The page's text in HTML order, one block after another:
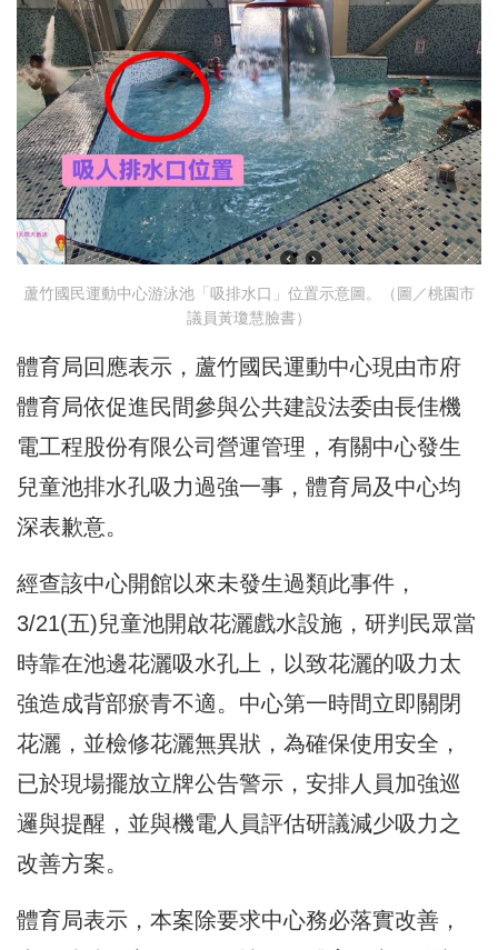
蘆竹國民運動中心游泳池「吸排水口」位置示意圖。（圖／桃園市
議員黃瓊慧臉書）
體育局回應表示，蘆竹國民運動中心現由市府
體育局依促進民間參與公共建設法委由長佳機
電工程股份有限公司營運管理，有關中心發生
兒童池排水孔吸力過強一事，體育局及中心均
深表歉意。
經查該中心開館以來未發生過類此事件，
3/21(五)兒童池開啟花灑戲水設施，研判民眾當
時靠在池邊花灑吸水孔上，以致花灑的吸力太
強造成背部瘀青不適。中心第一時間立即關閉
花灑，並檢修花灑無異狀，為確保使用安全，
已於現場擺放立牌公告警示，安排人員加強巡
邏與提醒，並與機電人員評估研議減少吸力之
改善方案。
體育局表示，本案除要求中心務必落實改善，